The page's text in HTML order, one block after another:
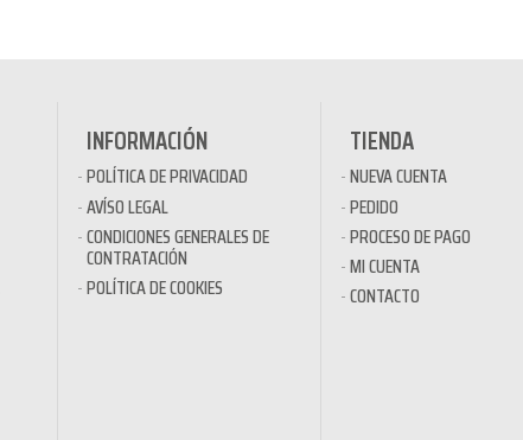
INFORMACIÓN
POLÍTICA DE PRIVACIDAD
AVÍSO LEGAL
CONDICIONES GENERALES DE
CONTRATACIÓN
POLÍTICA DE COOKIES
TIENDA
NUEVA CUENTA
PEDIDO
PROCESO DE PAGO
MI CUENTA
CONTACTO